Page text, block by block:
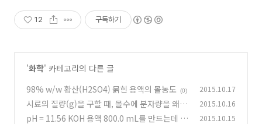
12 구독하기
'화학' 카테고리의 다른 글
98% w/w 황산(H2SO4) 묽힌 용액의 몰농도
(0) 2015.10.17
시료의 질량(g)을 구할 때, 몰수에 분자량을 왜 곱
하나요
(1)
2015.10.16
pH = 11.56 KOH 용액 800.0 mL를 만드는데 필
2015.10.15